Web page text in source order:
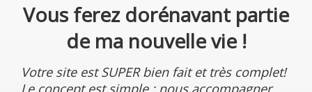
Vous ferez dorénavant partie
de ma nouvelle vie !
Votre site est SUPER bien fait et très complet!
Le concept est simple : nous accompagner